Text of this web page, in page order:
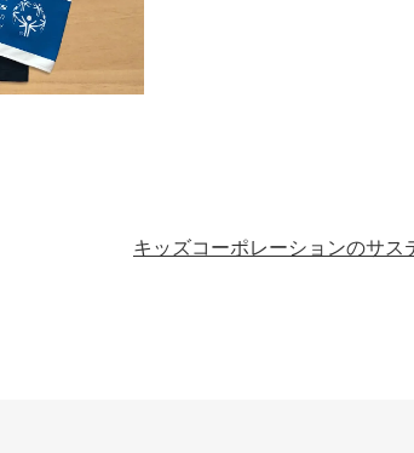
キッズコーポレーションのサス